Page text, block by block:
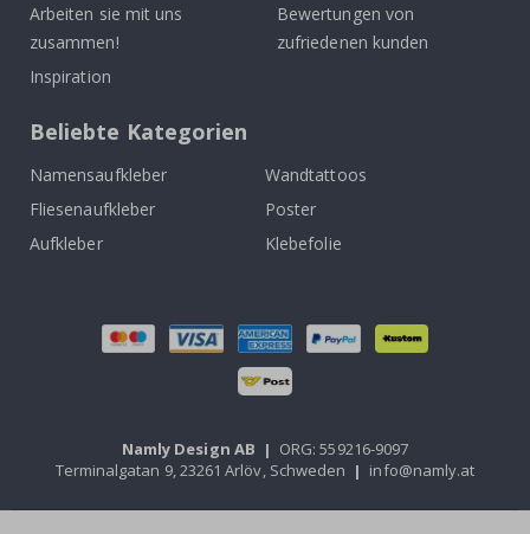
Arbeiten sie mit uns
zusammen!
Inspiration
Bewertungen von
zufriedenen kunden
Beliebte Kategorien
Namensaufkleber
Wandtattoos
Fliesenaufkleber
Poster
Aufkleber
Klebefolie
Namly Design AB | ORG: 559216-9097
Terminalgatan 9, 23261 Arlöv, Schweden | info@namly.at